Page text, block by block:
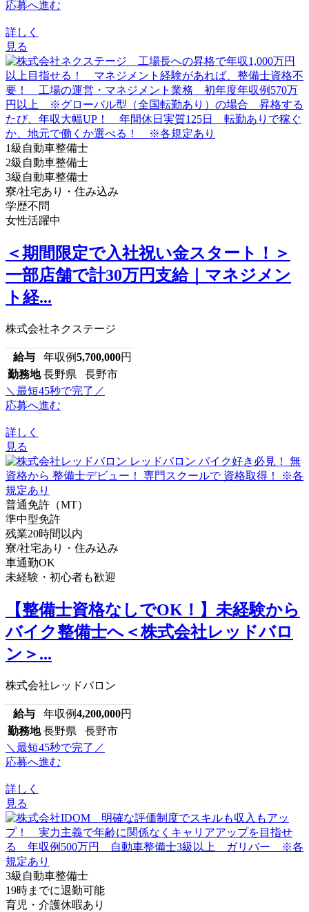
応募へ進む
詳しく
見る
1級自動車整備士
2級自動車整備士
3級自動車整備士
寮/社宅あり・住み込み
学歴不問
女性活躍中
＜期間限定で入社祝い金スタート！＞
一部店舗で計30万円支給｜マネジメン
ト経...
株式会社ネクステージ
給与 年収例5,700,000円
勤務地 長野県 長野市
＼最短45秒で完了／
応募へ進む
詳しく
見る
普通免許（MT）
準中型免許
残業20時間以内
寮/社宅あり・住み込み
車通勤OK
未経験・初心者も歓迎
【整備士資格なしでOK！】未経験から
バイク整備士へ＜株式会社レッドバロ
ン＞...
株式会社レッドバロン
給与 年収例4,200,000円
勤務地 長野県 長野市
＼最短45秒で完了／
応募へ進む
詳しく
見る
3級自動車整備士
19時までに退勤可能
育児・介護休暇あり